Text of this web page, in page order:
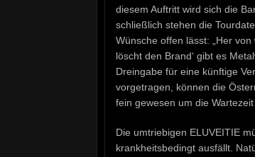
diesem Auftritt wird sich die
schließlich stehen die
Wünsche offen lässt: „Her von
löscht den Brand‘ gibt es
Dreingabe für eine künftige
vorgetragen, können die
fein gewesen um die
Die umtriebigen ELUVEITIE
krankheitsbedingt ausfällt.